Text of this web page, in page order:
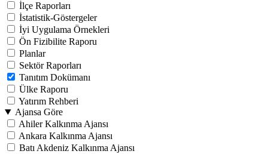
İlçe Raporları
İstatistik-Göstergeler
İyi Uygulama Örnekleri
Ön Fizibilite Raporu
Planlar
Sektör Raporları
Tanıtım Dokümanı
Ülke Raporu
Yatırım Rehberi
Ajansa Göre
Ahiler Kalkınma Ajansı
Ankara Kalkınma Ajansı
Batı Akdeniz Kalkınma Ajansı